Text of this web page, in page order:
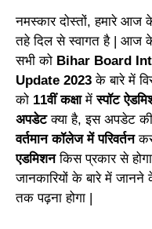
नमस्कार दोस्तों, हमारे
तहे दिल से स्वागत है | आज
सभी को Bihar Board
Update 2023के बारे में
को 11वीं कक्षामें स्पॉट
अपडेटक्या है, इस अपडेट
वर्तमान कॉलेज में परिवर्तन
एडमिशनकिस प्रकार से
जानकारियों के बारे में
तक पढ़ना होगा |